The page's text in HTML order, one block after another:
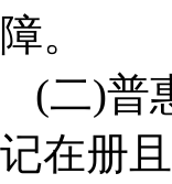
障。
(二)普
记在册